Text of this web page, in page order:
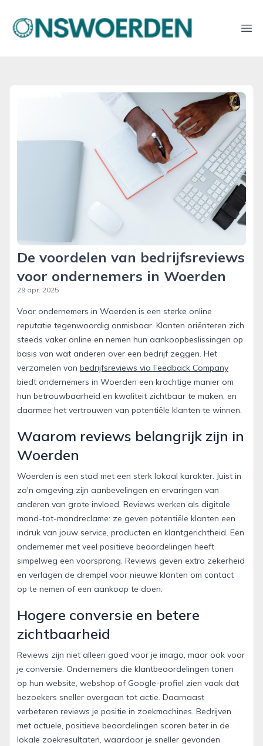
onswoerden.nl
De voordelen van bedrijfsreviews
voor ondernemers in Woerden
29 apr. 2025
Voor ondernemers in Woerden is een sterke online
reputatie tegenwoordig onmisbaar. Klanten oriënteren zich
steeds vaker online en nemen hun aankoopbeslissingen op
basis van wat anderen over een bedrijf zeggen. Het
verzamelen van bedrijfsreviews via Feedback Company
biedt ondernemers in Woerden een krachtige manier om
hun betrouwbaarheid en kwaliteit zichtbaar te maken, en
daarmee het vertrouwen van potentiële klanten te winnen.
Waarom reviews belangrijk zijn in
Woerden
Woerden is een stad met een sterk lokaal karakter. Juist in
zo'n omgeving zijn aanbevelingen en ervaringen van
anderen van grote invloed. Reviews werken als digitale
mond-tot-mondreclame: ze geven potentiële klanten een
indruk van jouw service, producten en klantgerichtheid. Een
ondernemer met veel positieve beoordelingen heeft
simpelweg een voorsprong. Reviews geven extra zekerheid
en verlagen de drempel voor nieuwe klanten om contact
op te nemen of een aankoop te doen.
Hogere conversie en betere
zichtbaarheid
Reviews zijn niet alleen goed voor je imago, maar ook voor
je conversie. Ondernemers die klantbeoordelingen tonen
op hun website, webshop of Google-profiel zien vaak dat
bezoekers sneller overgaan tot actie. Daarnaast
verbeteren reviews je positie in zoekmachines. Bedrijven
met actuele, positieve beoordelingen scoren beter in de
lokale zoekresultaten, waardoor je sneller gevonden